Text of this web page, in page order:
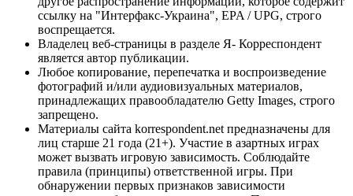
ссылку на "Интерфакс-Украина", EPA / UPG, строго
воспрещается.
Владелец веб-страницы в разделе Я- Корреспондент
является автор публикации.
Любое копирование, перепечатка и воспроизведение
фотографий и/или аудиовизуальных материалов,
принадлежащих правообладателю Getty Images, строго
запрещено.
Материалы сайта korrespondent.net предназначены для
лиц старше 21 года (21+). Участие в азартных играх
может вызвать игровую зависимость. Соблюдайте
правила (принципы) ответственной игры. При
обнаружении первых признаков зависимости